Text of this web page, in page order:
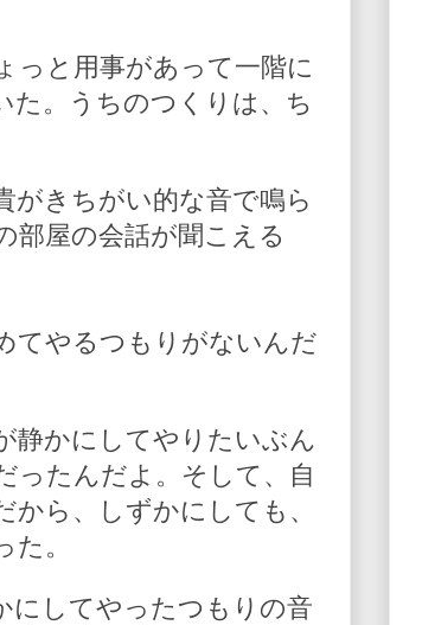
っと用事があって一階に
た。うちのつくりは、ち
がきちがい的な音で鳴ら
部屋の会話が聞こえる
てやるつもりがないんだ
静かにしてやりたいぶん
ったんだよ。そして、自
ら、しずかにしても、
。
にしてやったつもりの音